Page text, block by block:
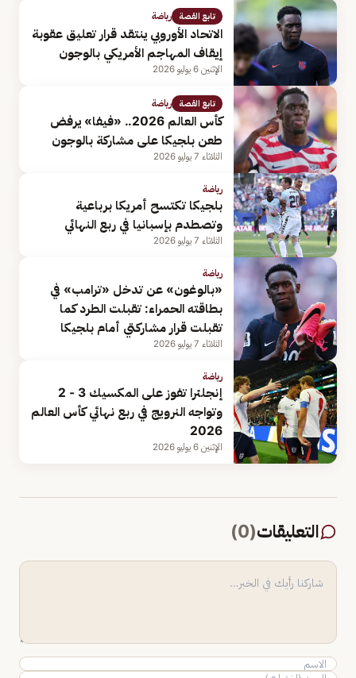
تابع القصة رياضة
الاتحاد الأوروبي ينتقد قرار تعليق عقوبة
إيقاف المهاجم الأمريكي بالوجون
الإثنين 6 يوليو 2026
تابع القصة رياضة
كأس العالم 2026.. «فيفا» يرفض
طعن بلجيكا على مشاركة بالوجون
الثلاثاء 7 يوليو 2026
رياضة
بلجيكا تكتسح أمريكا برباعية
وتصطدم بإسبانيا في ربع النهائي
الثلاثاء 7 يوليو 2026
رياضة
«بالوغون» عن تدخل «ترامب» في
بطاقته الحمراء: تقبلت الطرد كما
تقبلت قرار مشاركتي أمام بلجيكا
الثلاثاء 7 يوليو 2026
رياضة
إنجلترا تفوز على المكسيك 3 - 2
وتواجه النرويج في ربع نهائي كأس العالم
2026
الإثنين 6 يوليو 2026
التعليقات(
0
)